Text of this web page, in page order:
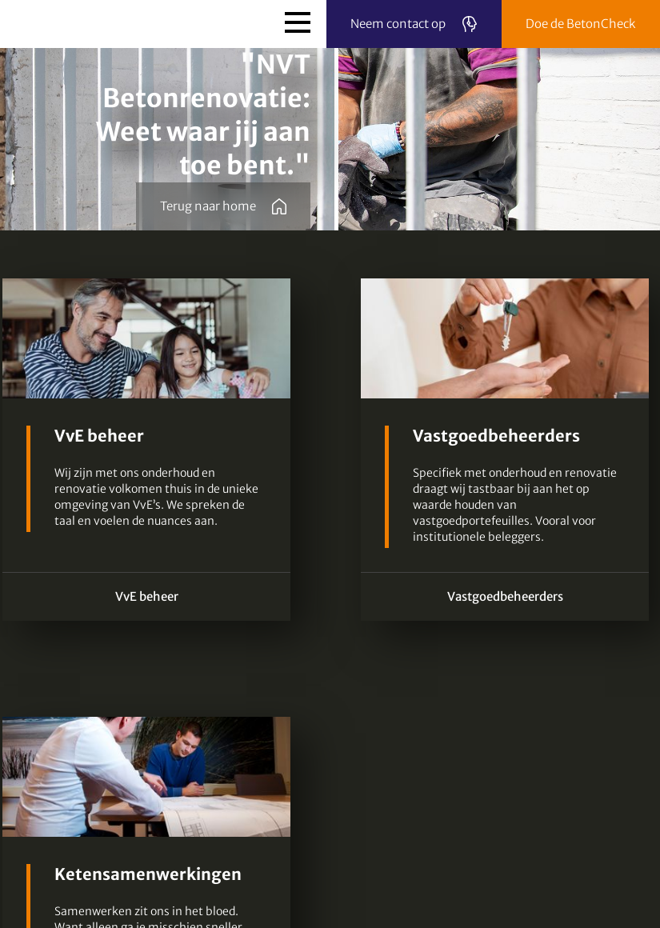
Neem contact op Doe de BetonCheck
"NVT
Betonrenovatie:
Weet waar jij aan
toe bent."
Terug naar home
VvE beheer
Wij zijn met ons onderhoud en
renovatie volkomen thuis in de unieke
omgeving van VvE’s. We spreken de
taal en voelen de nuances aan.
VvE beheer
Vastgoedbeheerders
Specifiek met onderhoud en renovatie
draagt wij tastbaar bij aan het op
waarde houden van
vastgoedportefeuilles. Vooral voor
institutionele beleggers.
Vastgoedbeheerders
Ketensamenwerkingen
Samenwerken zit ons in het bloed.